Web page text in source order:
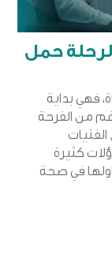
حمل
فهي بداية
من الفرحة
كثيرة
في صحة